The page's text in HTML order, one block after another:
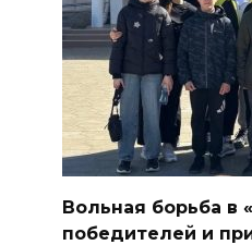
Вольная борьба в
победителей и